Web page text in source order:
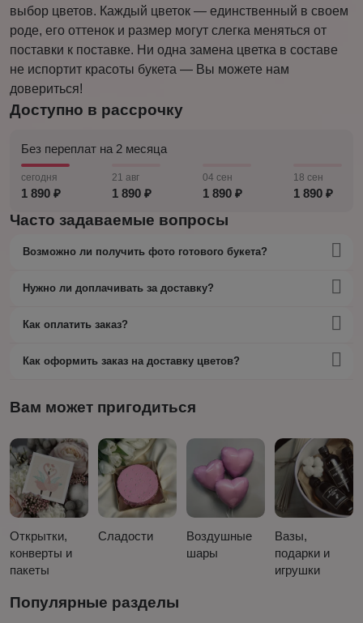
выбор цветов. Каждый цветок — единственный в своем
роде, его оттенок и размер могут слегка меняться от
поставки к поставке. Ни одна замена цветка в составе
не испортит красоты букета — Вы можете нам
довериться!
Доступно в рассрочку
Без переплат на 2 месяца
сегодня
1 890 ₽
21 авг
1 890 ₽
04 сен
1 890 ₽
18 сен
1 890 ₽
Часто задаваемые вопросы
Возможно ли получить фото готового букета?
Нужно ли доплачивать за доставку?
Как оплатить заказ?
Как оформить заказ на доставку цветов?
Вам может пригодиться
Открытки,
конверты и
пакеты
Сладости
Воздушные
шары
Вазы,
подарки и
игрушки
Популярные разделы